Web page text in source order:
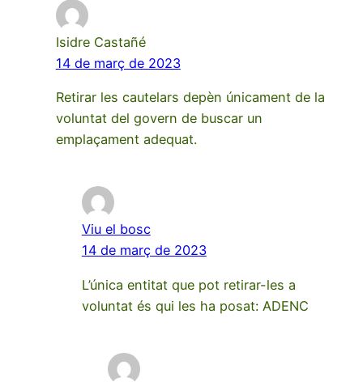
Isidre Castañé
14 de març de 2023
Retirar les cautelars depèn únicament de la
voluntat del govern de buscar un
emplaçament adequat.
Viu el bosc
14 de març de 2023
L’única entitat que pot retirar-les a
voluntat és qui les ha posat: ADENC